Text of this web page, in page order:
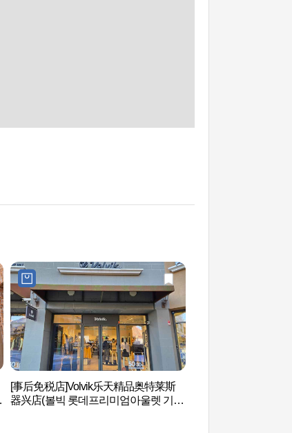
[事后免税店]Volvik乐天精品奥特莱斯
器兴店(볼빅 롯데프리미엄아울렛 기흥